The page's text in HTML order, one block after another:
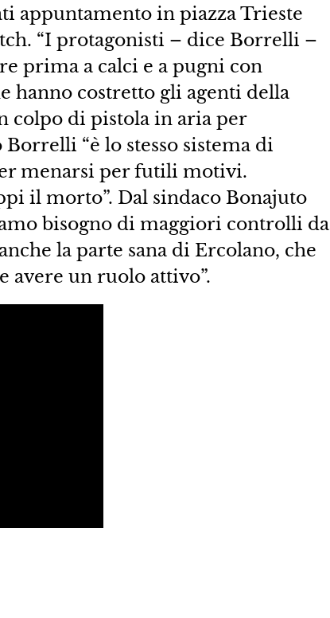
appuntamento in piazza Trieste
“I protagonisti – dice Borrelli –
prima a calci e a pugni con
hanno costretto gli agenti della
colpo di pistola in aria per
“è lo stesso sistema di
menarsi per futili motivi.
il morto”. Dal sindaco Bonajuto
bisogno di maggiori controlli da
la parte sana di Ercolano, che
avere un ruolo attivo”.